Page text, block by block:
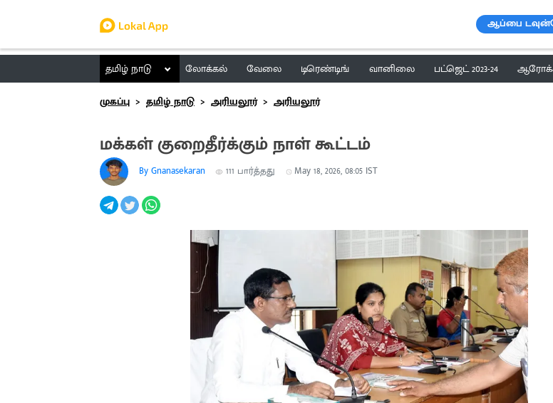
ஆப்பை
தமிழ் நாடு லோக்கல் வேலை டிரெண்டிங் வானிலை பட்ஜெட் 2023-24
முகப்பு
தமிழ் நாடு அரியலூர் அரியலூர்
மக்கள் குறைதீர்க்கும் நாள் கூட்டம்
By Gnanasekaran 111 பார்த்தது May 18, 2026, 08:05 IST